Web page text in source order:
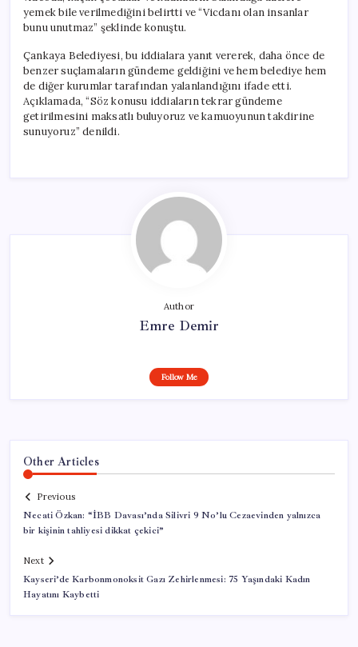
yemek bile verilmediğini belirtti ve “Vicdanı olan insanlar
bunu unutmaz” şeklinde konuştu.
Çankaya Belediyesi, bu iddialara yanıt vererek, daha önce de
benzer suçlamaların gündeme geldiğini ve hem belediye hem
de diğer kurumlar tarafından yalanlandığını ifade etti.
Açıklamada, “Söz konusu iddiaların tekrar gündeme
getirilmesini maksatlı buluyoruz ve kamuoyunun takdirine
sunuyoruz” denildi.
Author
Emre Demir
Follow Me
Other Articles
Previous
Necati Özkan: “İBB Davası’nda Silivri 9 No’lu Cezaevinden yalnızca
bir kişinin tahliyesi dikkat çekici”
Next
Kayseri’de Karbonmonoksit Gazı Zehirlenmesi: 75 Yaşındaki Kadın
Hayatını Kaybetti